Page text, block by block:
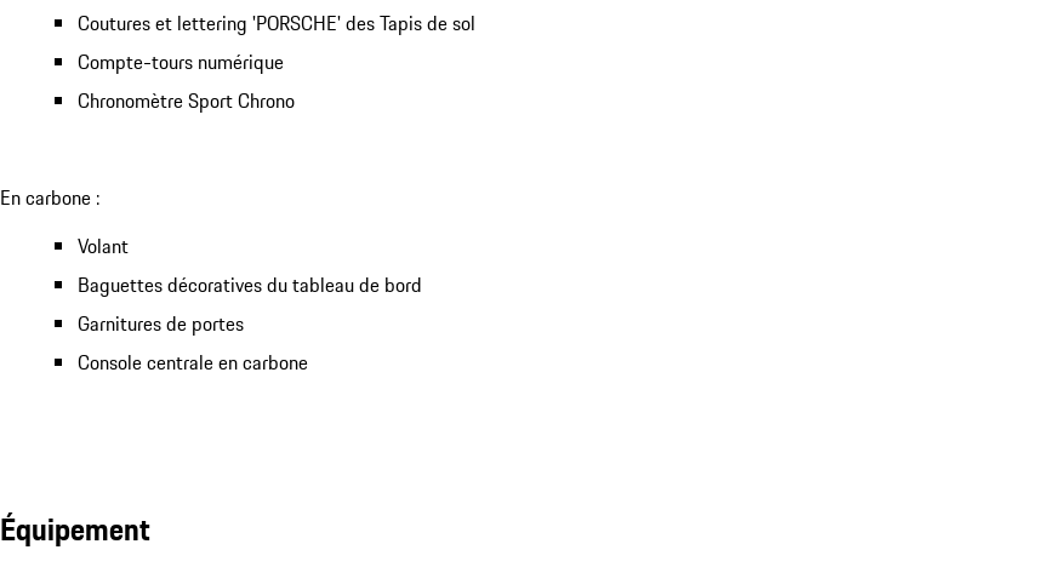
Coutures et lettering 'PORSCHE' des Tapis de sol
Compte-tours numérique
Chronomètre Sport Chrono
En carbone :
Volant
Baguettes décoratives du tableau de bord
Garnitures de portes
Console centrale en carbone
Équipement